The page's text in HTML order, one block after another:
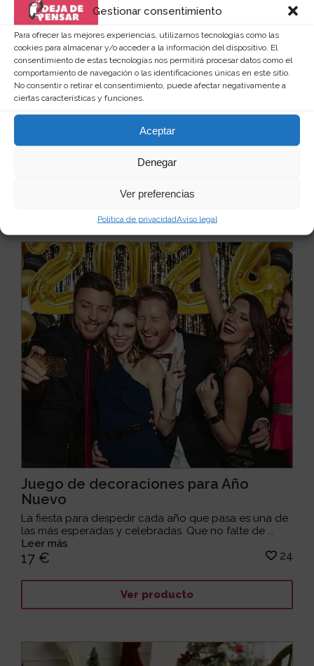
Gestionar consentimiento
Para ofrecer las mejores experiencias, utilizamos tecnologías como las
cookies para almacenar y/o acceder a la información del dispositivo. El
consentimiento de estas tecnologías nos permitirá procesar datos como el
comportamiento de navegación o las identificaciones únicas en este sitio.
No consentir o retirar el consentimiento, puede afectar negativamente a
ciertas características y funciones.
Aceptar
Denegar
Ver preferencias
Política de privacidadAviso legal
Cortinas de malla metálica para fiestas
Si estás pensando en organizar una reunión o
quedada con amigos o familiares, recuerda que
cualquier...Leer más
Ver producto
Juego de decoraciones para Año
Nuevo
La fiesta para despedir cada año que pasa es una de
las más esperadas y celebradas. Que no falte de ...
Leer más
17 € 24
Ver producto